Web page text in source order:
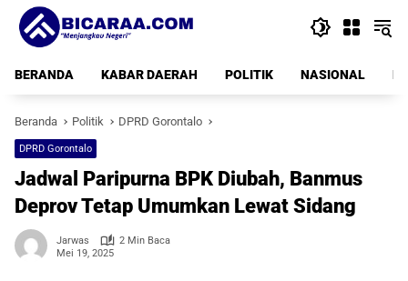
Langsung
konten
BERANDA
KABAR DAERAH POLITIK NASIONAL
Beranda Politik DPRD Gorontalo
DPRD Gorontalo
Jadwal Paripurna BPK Diubah, Banmus
Deprov Tetap Umumkan Lewat Sidang
Jarwas
2 Min Baca
Mei 19, 2025